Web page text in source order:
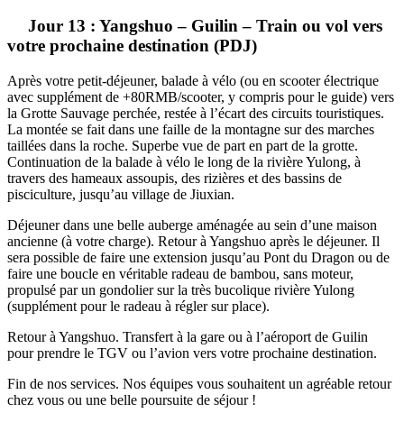
Jour 13 : Yangshuo – Guilin – Train ou vol vers
votre prochaine destination (PDJ)
Après votre petit-déjeuner, balade à vélo (ou en scooter électrique
avec supplément de +80RMB/scooter, y compris pour le guide) vers
la Grotte Sauvage perchée, restée à l’écart des circuits touristiques.
La montée se fait dans une faille de la montagne sur des marches
taillées dans la roche. Superbe vue de part en part de la grotte.
Continuation de la balade à vélo le long de la rivière Yulong, à
travers des hameaux assoupis, des rizières et des bassins de
pisciculture, jusqu’au village de Jiuxian.
Déjeuner dans une belle auberge aménagée au sein d’une maison
ancienne (à votre charge). Retour à Yangshuo après le déjeuner. Il
sera possible de faire une extension jusqu’au Pont du Dragon ou de
faire une boucle en véritable radeau de bambou, sans moteur,
propulsé par un gondolier sur la très bucolique rivière Yulong
(supplément pour le radeau à régler sur place).
Retour à Yangshuo. Transfert à la gare ou à l’aéroport de Guilin
pour prendre le TGV ou l’avion vers votre prochaine destination.
Fin de nos services. Nos équipes vous souhaitent un agréable retour
chez vous ou une belle poursuite de séjour !